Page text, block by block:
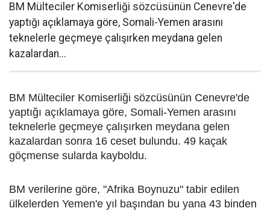
BM Mülteciler Komiserliği sözcüsünün Cenevre'de
yaptığı açıklamaya göre, Somali-Yemen arasını
teknelerle geçmeye çalışırken meydana gelen
kazalardan...
BM Mülteciler Komiserliği sözcüsünün Cenevre'de
yaptığı açıklamaya göre, Somali-Yemen arasını
teknelerle geçmeye çalışırken meydana gelen
kazalardan sonra 16 ceset bulundu. 49 kaçak
göçmense sularda kayboldu.
BM verilerine göre, "Afrika Boynuzu" tabir edilen
ülkelerden Yemen'e yıl başından bu yana 43 binden